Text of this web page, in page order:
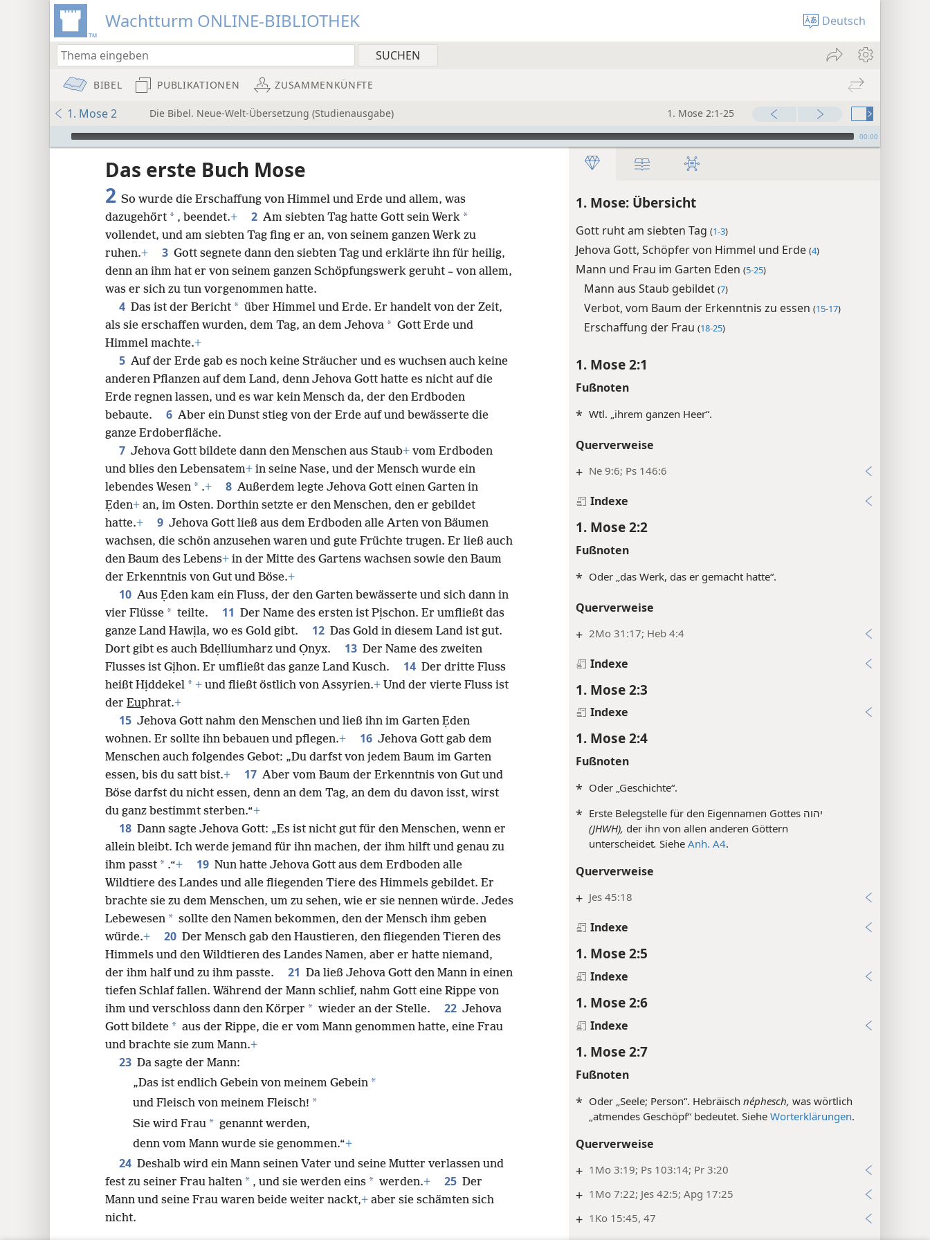
Wachtturm ONLINE-BIBLIOTHEK Deutsch
BIBEL PUBLIKATIONEN ZUSAMMENKÜNFTE
1. Mose 2 Die Bibel. Neue-Welt-Übersetzung (Studienausgabe) 1. Mose 2:1-25
Audio Player 00:00
1. Mose: Übersicht
Gott ruht am siebten Tag (1-3)
Jehova Gott, Schöpfer von Himmel und Erde (4)
Mann und Frau im Garten Eden (5-25)
Mann aus Staub gebildet (7)
Verbot, vom Baum der Erkenntnis zu essen (15-17)
Erschaffung der Frau (18-25)
1. Mose 2:1
Fußnoten
* Wtl. „ihrem ganzen Heer“.
Querverweise
+ Ne 9:6; Ps 146:6
Indexe
1. Mose 2:2
Fußnoten
* Oder „das Werk, das er gemacht hatte“.
Querverweise
+ 2Mo 31:17; Heb 4:4
Indexe
1. Mose 2:3
Indexe
1. Mose 2:4
Fußnoten
* Oder „Geschichte“.
*
Erste Belegstelle für den Eigennamen Gottes יהוה
(JHWH), der ihn von allen anderen Göttern
unterscheidet. SieheAnh. A4.
Querverweise
+ Jes 45:18
Indexe
1. Mose 2:5
Indexe
1. Mose 2:6
Indexe
1. Mose 2:7
Fußnoten
* Oder „Seele; Person“. Hebräischnéphesch, was wörtlich
„atmendes Geschöpf“ bedeutet. SieheWorterklärungen.
Querverweise
+ 1Mo 3:19; Ps 103:14; Pr 3:20
+ 1Mo 7:22; Jes 42:5; Apg 17:25
+ 1Ko 15:45, 47
Das erste Buch Mose
2 So wurde die Erschaffung von Himmel und Erde und allem, was
dazugehört * , beendet.+ 2 Am siebten Tag hatte Gott sein Werk *
vollendet, und am siebten Tag fing er an, von seinem ganzen Werk zu
ruhen.+ 3 Gott segnete dann den siebten Tag und erklärte ihn für heilig,
denn an ihm hat er von seinem ganzen Schöpfungswerk geruht – von allem,
was er sich zu tun vorgenommen hatte.
4 Das ist der Bericht * über Himmel und Erde. Er handelt von der Zeit,
als sie erschaffen wurden, dem Tag, an dem Jehova * Gott Erde und
Himmel machte.+
5 Auf der Erde gab es noch keine Sträucher und es wuchsen auch keine
anderen Pflanzen auf dem Land, denn Jehova Gott hatte es nicht auf die
Erde regnen lassen, und es war kein Mensch da, der den Erdboden
bebaute.
6 Aber ein Dunst stieg von der Erde auf und bewässerte die
ganze Erdoberfläche.
7 Jehova Gott bildete dann den Menschen aus Staub+ vom Erdboden
und blies den Lebensatem+ in seine Nase, und der Mensch wurde ein
lebendes Wesen * .+ 8 Außerdem legte Jehova Gott einen Garten in
Ẹden+ an, im Osten. Dorthin setzte er den Menschen, den er gebildet
hatte.+ 9 Jehova Gott ließ aus dem Erdboden alle Arten von Bäumen
wachsen, die schön anzusehen waren und gute Früchte trugen. Er ließ auch
den Baum des Lebens+ in der Mitte des Gartens wachsen sowie den Baum
der Erkenntnis von Gut und Böse.+
10 Aus Ẹden kam ein Fluss, der den Garten bewässerte und sich dann in
vier Flüsse * teilte. 11 Der Name des ersten ist Pịschon. Er umfließt das
ganze Land Hawịla, wo es Gold gibt.
12 Das Gold in diesem Land ist gut.
Dort gibt es auch Bdẹlliumharz und Ọnyx.
13 Der Name des zweiten
Flusses ist Gịhon. Er umfließt das ganze Land Kusch.
14 Der dritte Fluss
heißt Hịddekel * + und fließt östlich von Assyrien.+ Und der vierte Fluss ist
der Euphrat.+
15 Jehova Gott nahm den Menschen und ließ ihn im Garten Ẹden
wohnen. Er sollte ihn bebauen und pflegen.+ 16 Jehova Gott gab dem
Menschen auch folgendes Gebot: „Du darfst von jedem Baum im Garten
essen, bis du satt bist.+ 17 Aber vom Baum der Erkenntnis von Gut und
Böse darfst du nicht essen, denn an dem Tag, an dem du davon isst, wirst
du ganz bestimmt sterben.“+
18 Dann sagte Jehova Gott: „Es ist nicht gut für den Menschen, wenn er
allein bleibt. Ich werde jemand für ihn machen, der ihm hilft und genau zu
ihm passt * .“+ 19 Nun hatte Jehova Gott aus dem Erdboden alle
Wildtiere des Landes und alle fliegenden Tiere des Himmels gebildet. Er
brachte sie zu dem Menschen, um zu sehen, wie er sie nennen würde. Jedes
Lebewesen * sollte den Namen bekommen, den der Mensch ihm geben
würde.+ 20 Der Mensch gab den Haustieren, den fliegenden Tieren des
Himmels und den Wildtieren des Landes Namen, aber er hatte niemand,
der ihm half und zu ihm passte.
21 Da ließ Jehova Gott den Mann in einen
tiefen Schlaf fallen. Während der Mann schlief, nahm Gott eine Rippe von
ihm und verschloss dann den Körper * wieder an der Stelle. 22 Jehova
Gott bildete * aus der Rippe, die er vom Mann genommen hatte, eine Frau
und brachte sie zum Mann.+
23 Da sagte der Mann:
„Das ist endlich Gebein von meinem Gebein *
und Fleisch von meinem Fleisch! *
Sie wird Frau * genannt werden,
denn vom Mann wurde sie genommen.“+
24 Deshalb wird ein Mann seinen Vater und seine Mutter verlassen und
fest zu seiner Frau halten * , und sie werden eins * werden.+ 25 Der
Mann und seine Frau waren beide weiter nackt,+ aber sie schämten sich
nicht.